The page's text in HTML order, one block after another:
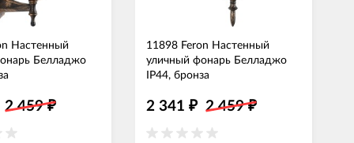
Настенный
Белладжо
2 459₽
11898 Feron Настенный
уличный фонарь Белладжо
IP44, бронза
2 341 ₽ 2 459₽